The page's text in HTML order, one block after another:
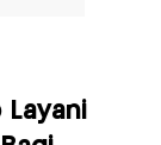
Layani